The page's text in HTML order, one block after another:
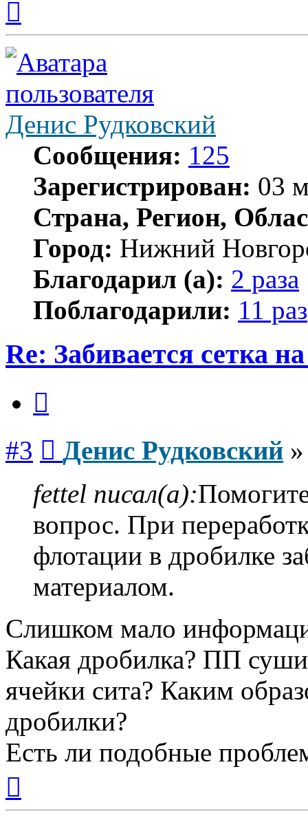
началу
Денис Рудковский
Сообщения: 125
Зарегистрирован: 03
Страна, Регион,
Город: Нижний
Благодарил (а): 2 раза
Поблагодарили: 11 раз
Re: Забивается сетка
#3 Денис Рудковский
fettel писал(а):
вопрос. При
флотации в дробилке
материалом.
Слишком мало
Какая дробилка? ПП
ячейки сита? Каким
дробилки?
Есть ли подобные
началу